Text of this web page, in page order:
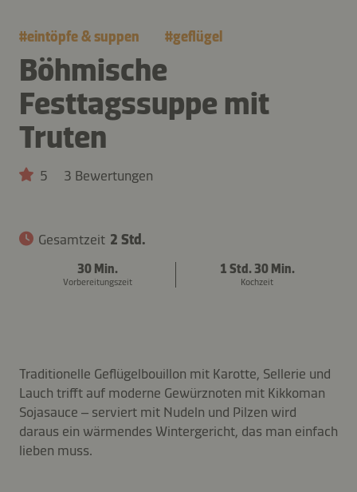
#eintöpfe & suppen #geflügel
Böhmische
Festtagssuppe mit
Truten
5 3 Bewertungen
Gesamtzeit 2 Std.
30 Min.
Vorbereitungszeit
1 Std. 30 Min.
Kochzeit
Traditionelle Geflügelbouillon mit Karotte, Sellerie und
Lauch trifft auf moderne Gewürznoten mit Kikkoman
Sojasauce – serviert mit Nudeln und Pilzen wird
daraus ein wärmendes Wintergericht, das man einfach
lieben muss.